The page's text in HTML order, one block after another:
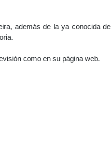
además de la ya conocida de
como en su página web.